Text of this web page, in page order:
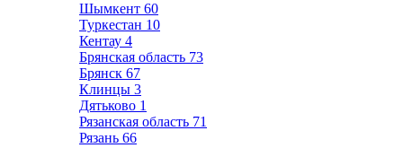
Шымкент 60
Туркестан 10
Кентау 4
Брянская область 73
Брянск 67
Клинцы 3
Дятьково 1
Рязанская область 71
Рязань 66